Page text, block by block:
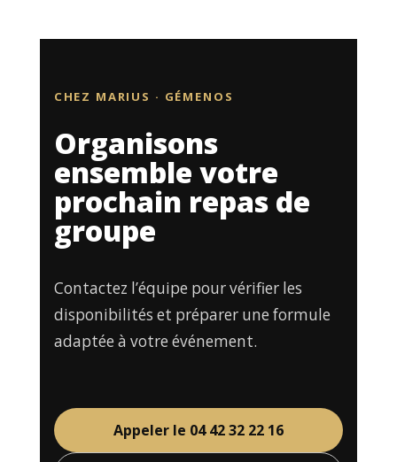
CHEZ MARIUS · GÉMENOS
Organisons
ensemble votre
prochain repas de
groupe
Contactez l’équipe pour vérifier les
disponibilités et préparer une formule
adaptée à votre événement.
Appeler le 04 42 32 22 16